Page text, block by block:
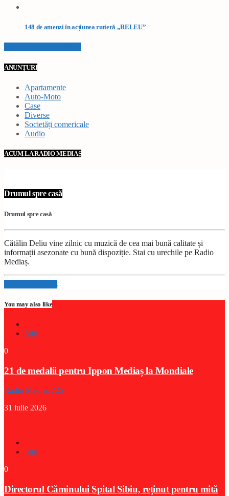
148 de amenzi în acțiunea rutieră „RELEU”
ANUNȚURI
Apartamente
Auto-Moto
Case
Diverse
Societăți comericale
Audio
ACUM LA RADIO MEDIAȘ
Drumul spre casă
Drumul spre casă
Cătălin Deliu vine zilnic cu muzică de cea mai bună calitate și
informații asezonate cu bună dispoziție. Stai cu urechile pe Radio
Mediaș.
Info and episodes
You may also like
Stiri
0
21 de medalii pentru Ippon Mediaș la Mondiale
Radio Medias 725
31 iulie 2026
Stiri
0
Directorul Căminului Spital Sibiu, reținut pentru mită